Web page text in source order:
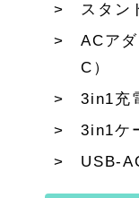
スタン
ACア
C）
3in1充
3in1ケ
USB-